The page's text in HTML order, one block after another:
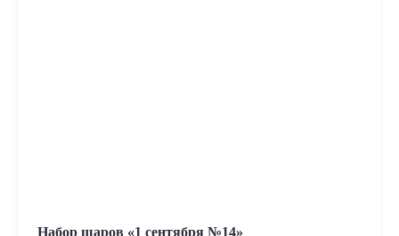
Набор шаров «1 сентября №14»